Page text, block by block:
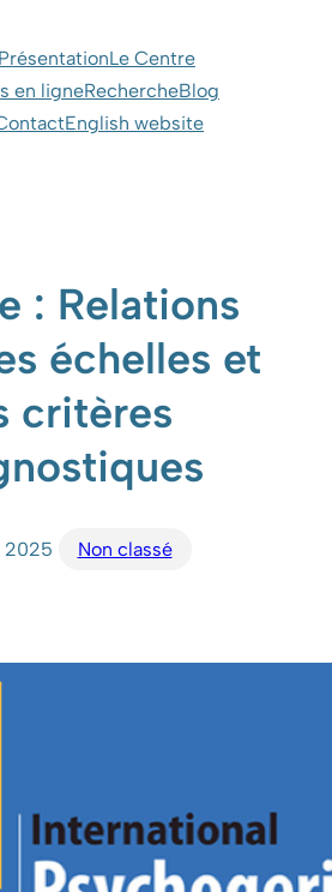
PrésentationLe Centre
en ligneRechercheBlog
English website
: Relations
échelles et
critères
2025 Non classé